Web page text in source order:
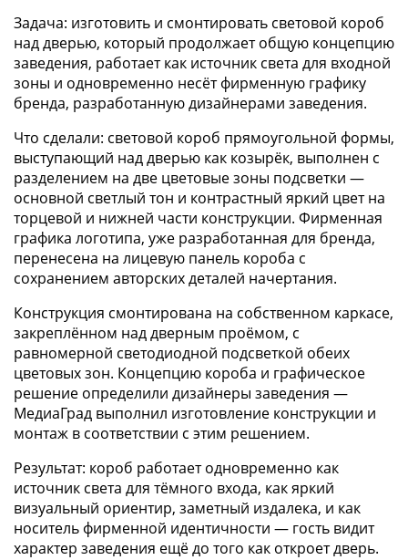
Задача: изготовить и смонтировать световой короб
над дверью, который продолжает общую концепцию
заведения, работает как источник света для входной
зоны и одновременно несёт фирменную графику
бренда, разработанную дизайнерами заведения.
Что сделали: световой короб прямоугольной формы,
выступающий над дверью как козырёк, выполнен с
разделением на две цветовые зоны подсветки —
основной светлый тон и контрастный яркий цвет на
торцевой и нижней части конструкции. Фирменная
графика логотипа, уже разработанная для бренда,
перенесена на лицевую панель короба с
сохранением авторских деталей начертания.
Конструкция смонтирована на собственном каркасе,
закреплённом над дверным проёмом, с
равномерной светодиодной подсветкой обеих
цветовых зон. Концепцию короба и графическое
решение определили дизайнеры заведения —
МедиаГрад выполнил изготовление конструкции и
монтаж в соответствии с этим решением.
Результат: короб работает одновременно как
источник света для тёмного входа, как яркий
визуальный ориентир, заметный издалека, и как
носитель фирменной идентичности — гость видит
характер заведения ещё до того как откроет дверь.